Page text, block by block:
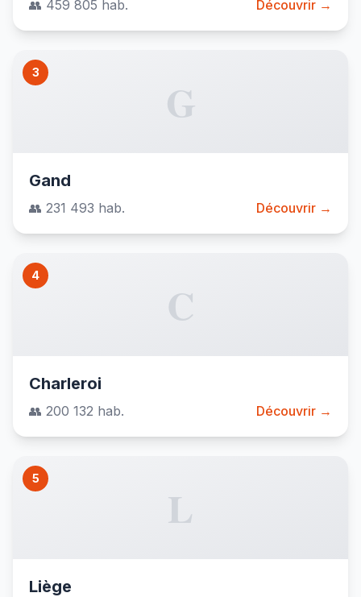
👥 459 805 hab. Découvrir →
3
G
Gand
👥 231 493 hab. Découvrir →
4
C
Charleroi
👥 200 132 hab. Découvrir →
5
L
Liège